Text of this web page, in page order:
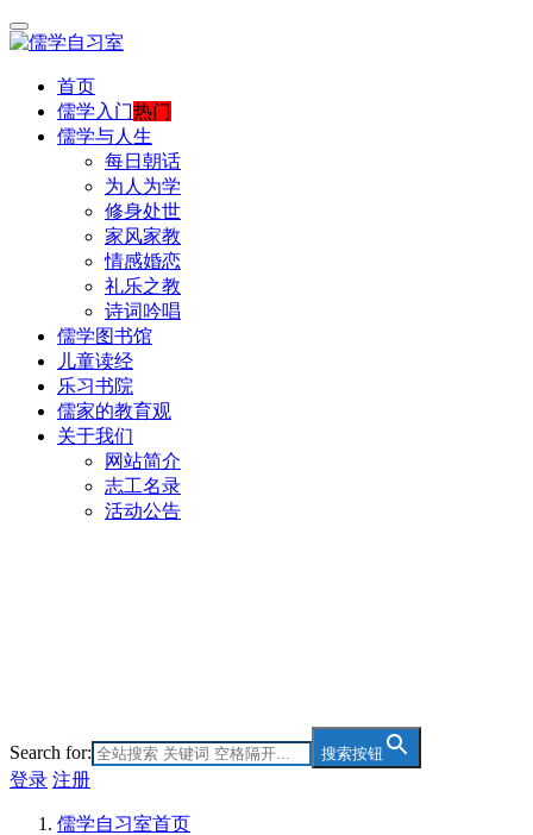
首页
儒学入门热门
儒学与人生
每日朝话
为人为学
修身处世
家风家教
情感婚恋
礼乐之教
诗词吟唱
儒学图书馆
儿童读经
乐习书院
儒家的教育观
关于我们
网站简介
志工名录
活动公告
Search for: 搜索按钮
登录 注册
儒学自习室首页